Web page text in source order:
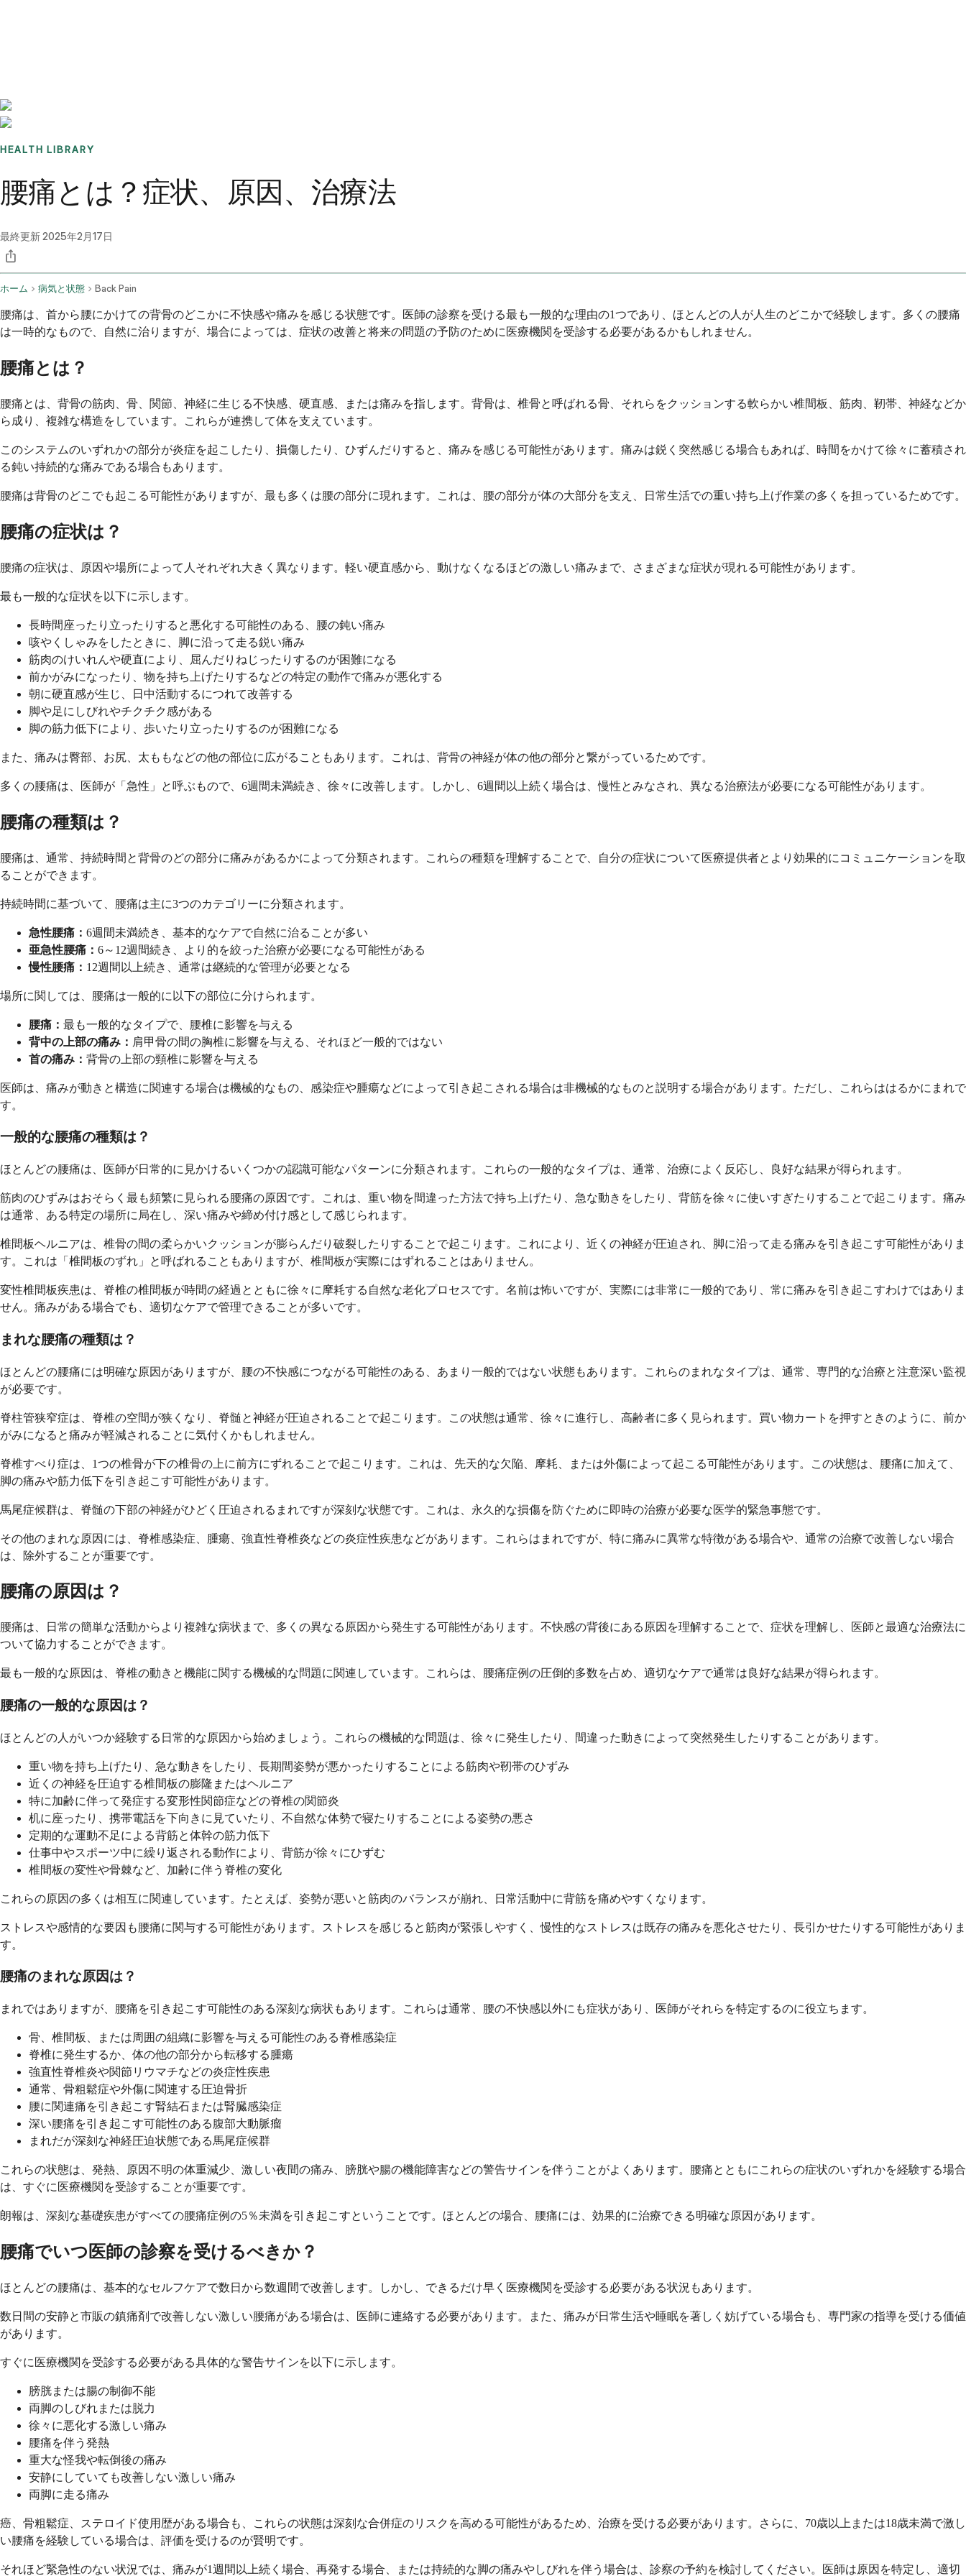
HEALTH LIBRARY
腰痛とは？症状、原因、治療法
最終更新2025年2月17日
ホーム 病気と状態 Back Pain
腰痛は、首から腰にかけての背骨のどこかに不快感や痛みを感じる状態です。医師の診察を受ける最も一般的な理由の1つであり、ほとんどの人が人生のどこかで経験します。多くの腰痛
は一時的なもので、自然に治りますが、場合によっては、症状の改善と将来の問題の予防のために医療機関を受診する必要があるかもしれません。
腰痛とは？
腰痛とは、背骨の筋肉、骨、関節、神経に生じる不快感、硬直感、または痛みを指します。背骨は、椎骨と呼ばれる骨、それらをクッションする軟らかい椎間板、筋肉、靭帯、神経などか
ら成り、複雑な構造をしています。これらが連携して体を支えています。
このシステムのいずれかの部分が炎症を起こしたり、損傷したり、ひずんだりすると、痛みを感じる可能性があります。痛みは鋭く突然感じる場合もあれば、時間をかけて徐々に蓄積され
る鈍い持続的な痛みである場合もあります。
腰痛は背骨のどこでも起こる可能性がありますが、最も多くは腰の部分に現れます。これは、腰の部分が体の大部分を支え、日常生活での重い持ち上げ作業の多くを担っているためです。
腰痛の症状は？
腰痛の症状は、原因や場所によって人それぞれ大きく異なります。軽い硬直感から、動けなくなるほどの激しい痛みまで、さまざまな症状が現れる可能性があります。
最も一般的な症状を以下に示します。
長時間座ったり立ったりすると悪化する可能性のある、腰の鈍い痛み
咳やくしゃみをしたときに、脚に沿って走る鋭い痛み
筋肉のけいれんや硬直により、屈んだりねじったりするのが困難になる
前かがみになったり、物を持ち上げたりするなどの特定の動作で痛みが悪化する
朝に硬直感が生じ、日中活動するにつれて改善する
脚や足にしびれやチクチク感がある
脚の筋力低下により、歩いたり立ったりするのが困難になる
また、痛みは臀部、お尻、太ももなどの他の部位に広がることもあります。これは、背骨の神経が体の他の部分と繋がっているためです。
多くの腰痛は、医師が「急性」と呼ぶもので、6週間未満続き、徐々に改善します。しかし、6週間以上続く場合は、慢性とみなされ、異なる治療法が必要になる可能性があります。
腰痛の種類は？
腰痛は、通常、持続時間と背骨のどの部分に痛みがあるかによって分類されます。これらの種類を理解することで、自分の症状について医療提供者とより効果的にコミュニケーションを取
ることができます。
持続時間に基づいて、腰痛は主に3つのカテゴリーに分類されます。
急性腰痛： 6週間未満続き、基本的なケアで自然に治ることが多い
亜急性腰痛： 6～12週間続き、より的を絞った治療が必要になる可能性がある
慢性腰痛： 12週間以上続き、通常は継続的な管理が必要となる
場所に関しては、腰痛は一般的に以下の部位に分けられます。
腰痛： 最も一般的なタイプで、腰椎に影響を与える
背中の上部の痛み： 肩甲骨の間の胸椎に影響を与える、それほど一般的ではない
首の痛み： 背骨の上部の頸椎に影響を与える
医師は、痛みが動きと構造に関連する場合は機械的なもの、感染症や腫瘍などによって引き起こされる場合は非機械的なものと説明する場合があります。ただし、これらははるかにまれで
す。
一般的な腰痛の種類は？
ほとんどの腰痛は、医師が日常的に見かけるいくつかの認識可能なパターンに分類されます。これらの一般的なタイプは、通常、治療によく反応し、良好な結果が得られます。
筋肉のひずみはおそらく最も頻繁に見られる腰痛の原因です。これは、重い物を間違った方法で持ち上げたり、急な動きをしたり、背筋を徐々に使いすぎたりすることで起こります。痛み
は通常、ある特定の場所に局在し、深い痛みや締め付け感として感じられます。
椎間板ヘルニアは、椎骨の間の柔らかいクッションが膨らんだり破裂したりすることで起こります。これにより、近くの神経が圧迫され、脚に沿って走る痛みを引き起こす可能性がありま
す。これは「椎間板のずれ」と呼ばれることもありますが、椎間板が実際にはずれることはありません。
変性椎間板疾患は、脊椎の椎間板が時間の経過とともに徐々に摩耗する自然な老化プロセスです。名前は怖いですが、実際には非常に一般的であり、常に痛みを引き起こすわけではありま
せん。痛みがある場合でも、適切なケアで管理できることが多いです。
まれな腰痛の種類は？
ほとんどの腰痛には明確な原因がありますが、腰の不快感につながる可能性のある、あまり一般的ではない状態もあります。これらのまれなタイプは、通常、専門的な治療と注意深い監視
が必要です。
脊柱管狭窄症は、脊椎の空間が狭くなり、脊髄と神経が圧迫されることで起こります。この状態は通常、徐々に進行し、高齢者に多く見られます。買い物カートを押すときのように、前か
がみになると痛みが軽減されることに気付くかもしれません。
脊椎すべり症は、1つの椎骨が下の椎骨の上に前方にずれることで起こります。これは、先天的な欠陥、摩耗、または外傷によって起こる可能性があります。この状態は、腰痛に加えて、
脚の痛みや筋力低下を引き起こす可能性があります。
馬尾症候群は、脊髄の下部の神経がひどく圧迫されるまれですが深刻な状態です。これは、永久的な損傷を防ぐために即時の治療が必要な医学的緊急事態です。
その他のまれな原因には、脊椎感染症、腫瘍、強直性脊椎炎などの炎症性疾患などがあります。これらはまれですが、特に痛みに異常な特徴がある場合や、通常の治療で改善しない場合
は、除外することが重要です。
腰痛の原因は？
腰痛は、日常の簡単な活動からより複雑な病状まで、多くの異なる原因から発生する可能性があります。不快感の背後にある原因を理解することで、症状を理解し、医師と最適な治療法に
ついて協力することができます。
最も一般的な原因は、脊椎の動きと機能に関する機械的な問題に関連しています。これらは、腰痛症例の圧倒的多数を占め、適切なケアで通常は良好な結果が得られます。
腰痛の一般的な原因は？
ほとんどの人がいつか経験する日常的な原因から始めましょう。これらの機械的な問題は、徐々に発生したり、間違った動きによって突然発生したりすることがあります。
重い物を持ち上げたり、急な動きをしたり、長期間姿勢が悪かったりすることによる筋肉や靭帯のひずみ
近くの神経を圧迫する椎間板の膨隆またはヘルニア
特に加齢に伴って発症する変形性関節症などの脊椎の関節炎
机に座ったり、携帯電話を下向きに見ていたり、不自然な体勢で寝たりすることによる姿勢の悪さ
定期的な運動不足による背筋と体幹の筋力低下
仕事中やスポーツ中に繰り返される動作により、背筋が徐々にひずむ
椎間板の変性や骨棘など、加齢に伴う脊椎の変化
これらの原因の多くは相互に関連しています。たとえば、姿勢が悪いと筋肉のバランスが崩れ、日常活動中に背筋を痛めやすくなります。
ストレスや感情的な要因も腰痛に関与する可能性があります。ストレスを感じると筋肉が緊張しやすく、慢性的なストレスは既存の痛みを悪化させたり、長引かせたりする可能性がありま
す。
腰痛のまれな原因は？
まれではありますが、腰痛を引き起こす可能性のある深刻な病状もあります。これらは通常、腰の不快感以外にも症状があり、医師がそれらを特定するのに役立ちます。
骨、椎間板、または周囲の組織に影響を与える可能性のある脊椎感染症
脊椎に発生するか、体の他の部分から転移する腫瘍
強直性脊椎炎や関節リウマチなどの炎症性疾患
通常、骨粗鬆症や外傷に関連する圧迫骨折
腰に関連痛を引き起こす腎結石または腎臓感染症
深い腰痛を引き起こす可能性のある腹部大動脈瘤
まれだが深刻な神経圧迫状態である馬尾症候群
これらの状態は、発熱、原因不明の体重減少、激しい夜間の痛み、膀胱や腸の機能障害などの警告サインを伴うことがよくあります。腰痛とともにこれらの症状のいずれかを経験する場合
は、すぐに医療機関を受診することが重要です。
朗報は、深刻な基礎疾患がすべての腰痛症例の5％未満を引き起こすということです。ほとんどの場合、腰痛には、効果的に治療できる明確な原因があります。
腰痛でいつ医師の診察を受けるべきか？
ほとんどの腰痛は、基本的なセルフケアで数日から数週間で改善します。しかし、できるだけ早く医療機関を受診する必要がある状況もあります。
数日間の安静と市販の鎮痛剤で改善しない激しい腰痛がある場合は、医師に連絡する必要があります。また、痛みが日常生活や睡眠を著しく妨げている場合も、専門家の指導を受ける価値
があります。
すぐに医療機関を受診する必要がある具体的な警告サインを以下に示します。
膀胱または腸の制御不能
両脚のしびれまたは脱力
徐々に悪化する激しい痛み
腰痛を伴う発熱
重大な怪我や転倒後の痛み
安静にしていても改善しない激しい痛み
両脚に走る痛み
癌、骨粗鬆症、ステロイド使用歴がある場合も、これらの状態は深刻な合併症のリスクを高める可能性があるため、治療を受ける必要があります。さらに、70歳以上または18歳未満で激し
い腰痛を経験している場合は、評価を受けるのが賢明です。
それほど緊急性のない状況では、痛みが1週間以上続く場合、再発する場合、または持続的な脚の痛みやしびれを伴う場合は、診察の予約を検討してください。医師は原因を特定し、適切